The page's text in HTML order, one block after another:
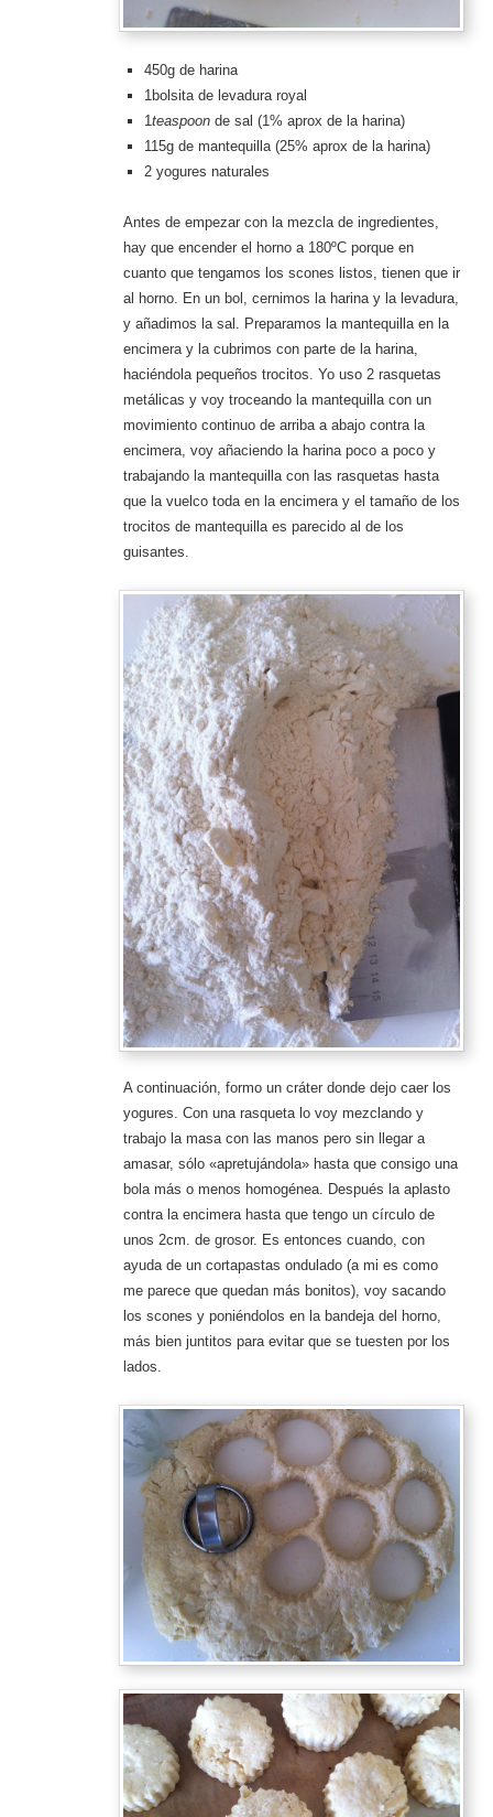
450g de harina
1bolsita de levadura royal
1teaspoon de sal (1% aprox de la harina)
115g de mantequilla (25% aprox de la harina)
2 yogures naturales
Antes de empezar con la mezcla de ingredientes,
hay que encender el horno a 180ºC porque en
cuanto que tengamos los scones listos, tienen que ir
al horno. En un bol, cernimos la harina y la levadura,
y añadimos la sal. Preparamos la mantequilla en la
encimera y la cubrimos con parte de la harina,
haciéndola pequeños trocitos. Yo uso 2 rasquetas
metálicas y voy troceando la mantequilla con un
movimiento continuo de arriba a abajo contra la
encimera, voy añaciendo la harina poco a poco y
trabajando la mantequilla con las rasquetas hasta
que la vuelco toda en la encimera y el tamaño de los
trocitos de mantequilla es parecido al de los
guisantes.
A continuación, formo un cráter donde dejo caer los
yogures. Con una rasqueta lo voy mezclando y
trabajo la masa con las manos pero sin llegar a
amasar, sólo «apretujándola» hasta que consigo una
bola más o menos homogénea. Después la aplasto
contra la encimera hasta que tengo un círculo de
unos 2cm. de grosor. Es entonces cuando, con
ayuda de un cortapastas ondulado (a mi es como
me parece que quedan más bonitos), voy sacando
los scones y poniéndolos en la bandeja del horno,
más bien juntitos para evitar que se tuesten por los
lados.